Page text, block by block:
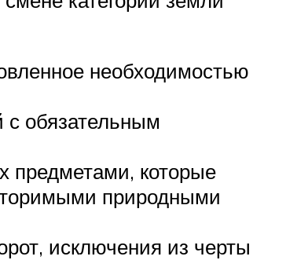
необходимостью
обязательным
предметами, которые
природными
исключения из черты